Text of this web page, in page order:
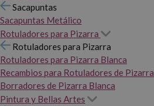
Sacapuntas
Sacapuntas Metálico
Rotuladores para Pizarra
Rotuladores para Pizarra
Rotuladores para Pizarra Blanca
Recambios para Rotuladores de Pizarra
Borradores de Pizarra Blanca
Pintura y Bellas Artes